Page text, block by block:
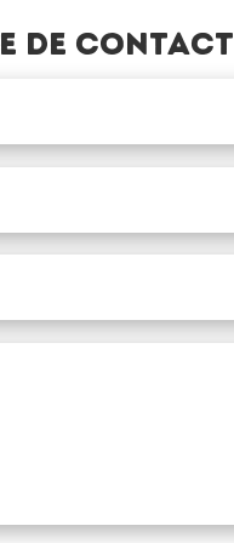
de contact